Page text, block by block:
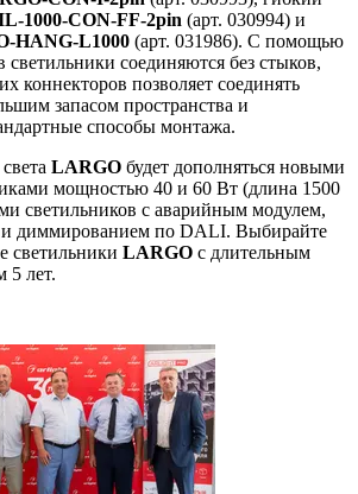
1000-CON-FF-2pin (арт. 030994) и
HANG-L1000 (арт. 031986). С помощью
соединяются без стыков,
коннекторов позволяет соединять
запасом пространства и
способы монтажа.
LARGO будет дополняться новыми
мощностью 40 и 60 Вт (длина 1500
светильников с аварийным модулем,
и диммированием по DALI. Выбирайте
светильники LARGO с длительным
5 лет.